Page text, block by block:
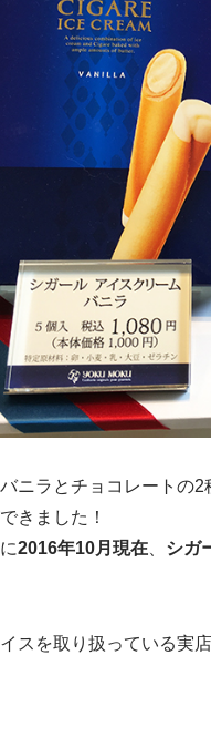
ニラとチョコレートの
きました！
2016年10月現在 シガ
スを取り扱っている実